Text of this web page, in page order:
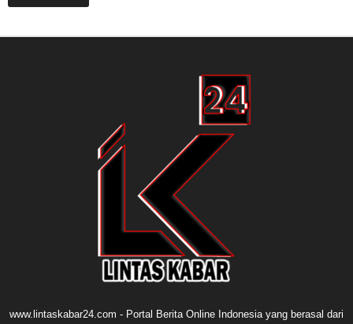
www.lintaskabar24.com - Portal Berita Online Indonesia yang berasal dari